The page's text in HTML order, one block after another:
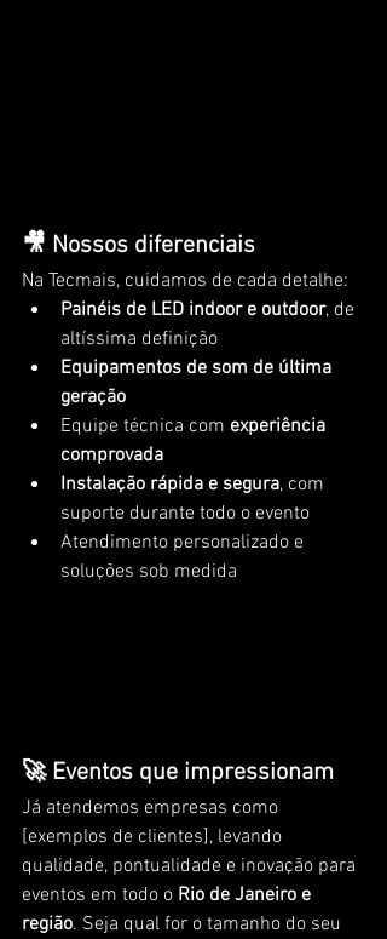
🎥 Nossos diferenciais
Na Tecmais, cuidamos de cada detalhe:
Painéis de LED indoor e outdoor, de
altíssima definição
Equipamentos de som de última
geração
Equipe técnica com experiência
comprovada
Instalação rápida e segura, com
suporte durante todo o evento
Atendimento personalizado e
soluções sob medida
🚀 Eventos que impressionam
Já atendemos empresas como
[exemplos de clientes], levando
qualidade, pontualidade e inovação para
eventos em todo o Rio de Janeiro e
região. Seja qual for o tamanho do seu